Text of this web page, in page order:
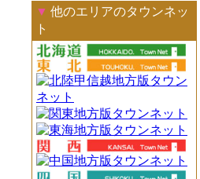
▼ 他のエリアのタウンネッ
ト